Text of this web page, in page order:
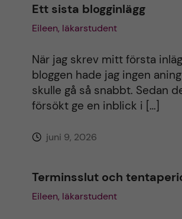
Ett sista blogginlägg
Eileen, läkarstudent
När jag skrev mitt första
bloggen hade jag ingen
skulle gå så snabbt. Sedan
försökt ge en inblick i […]
juni 9, 2026
Terminsslut och
Eileen, läkarstudent